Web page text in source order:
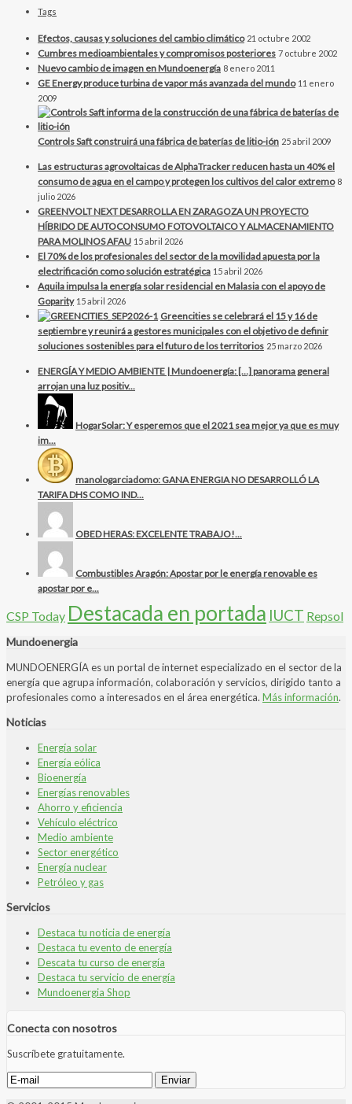
Tags
Efectos, causas y soluciones del cambio climático 21 octubre 2002
Cumbres medioambientales y compromisos posteriores 7 octubre 2002
Nuevo cambio de imagen en Mundoenergía 8 enero 2011
GE Energy produce turbina de vapor más avanzada del mundo 11 enero
2009
Controls Saft construirá una fábrica de baterías de litio-ión 25 abril 2009
Las estructuras agrovoltaicas de AlphaTracker reducen hasta un 40% el
consumo de agua en el campo y protegen los cultivos del calor extremo 8
julio 2026
GREENVOLT NEXT DESARROLLA EN ZARAGOZA UN PROYECTO
HÍBRIDO DE AUTOCONSUMO FOTOVOLTAICO Y ALMACENAMIENTO
PARA MOLINOS AFAU 15 abril 2026
El 70% de los profesionales del sector de la movilidad apuesta por la
electrificación como solución estratégica 15 abril 2026
Aquila impulsa la energía solar residencial en Malasia con el apoyo de
Goparity 15 abril 2026
Greencities se celebrará el 15 y 16 de
septiembre y reunirá a gestores municipales con el objetivo de definir
soluciones sostenibles para el futuro de los territorios 25 marzo 2026
ENERGÍA Y MEDIO AMBIENTE | Mundoenergía: […] panorama general
arrojan una luz positiv...
HogarSolar: Y esperemos que el 2021 sea mejor ya que es muy
im...
manologarciadomo: GANA ENERGIA NO DESARROLLÓ LA
TARIFA DHS COMO IND...
OBED HERAS: EXCELENTE TRABAJO!...
Combustibles Aragón: Apostar por le energía renovable es
apostar por e...
CSP Today Destacada en portada IUCT Repsol
Mundoenergia
MUNDOENERGÍA es un portal de internet especializado en el sector de la
energía que agrupa información, colaboración y servicios, dirigido tanto a
profesionales como a interesados en el área energética. Más información.
Noticias
Energía solar
Energía eólica
Bioenergía
Energías renovables
Ahorro y eficiencia
Vehículo eléctrico
Medio ambiente
Sector energético
Energía nuclear
Petróleo y gas
Servicios
Destaca tu noticia de energía
Destaca tu evento de energía
Descata tu curso de energía
Destaca tu servicio de energía
Mundoenergia Shop
Conecta con nosotros
Suscríbete gratuitamente.